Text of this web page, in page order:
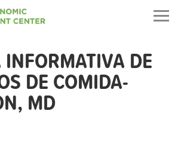
DE
DE COMIDA-
MD